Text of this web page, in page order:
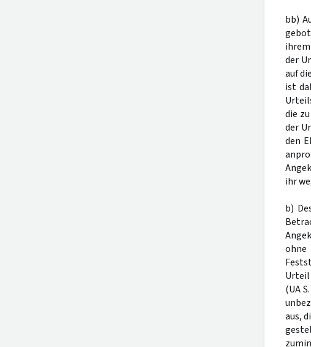
bb)
der
auf
ist
die
der
den
ihr
b)
(UA
aus,